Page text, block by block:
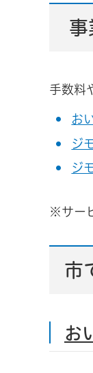
事
手数料
お
ジ
ジ
※サー
市
お